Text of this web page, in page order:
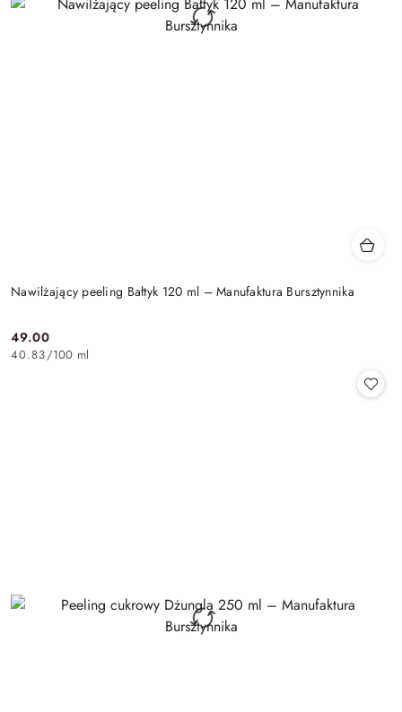
Nawilżający peeling Bałtyk 120 ml – Manufaktura Bursztynnika
Cena:
49.00
40.83/100 ml